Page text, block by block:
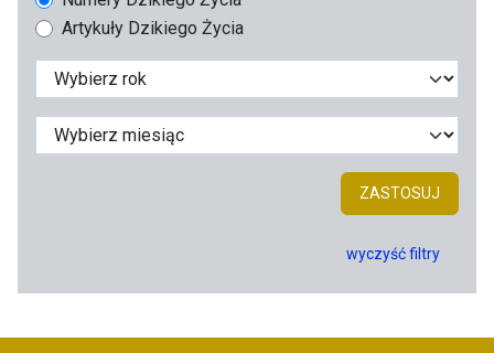
Artykuły Dzikiego Życia
ZASTOSUJ
wyczyść filtry